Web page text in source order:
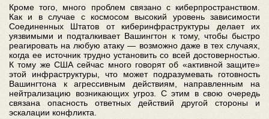
Кроме того, много проблем связано с киберпространством.
Как и в случае с космосом высокий уровень зависимости
Соединенных Штатов от киберинфраструктуры делает их
уязвимыми и подталкивает Вашингтон к тому, чтобы быстро
реагировать на любую атаку — возможно даже в тех случаях,
когда ее источник трудно установить со всей достоверностью.
К тому же США сейчас много говорят об «активной защите»
этой инфраструктуры, что может подразумевать готовность
Вашингтона к агрессивным действиям, направленным на
нейтрализацию возникающих угроз. С этим в свою очередь
связана опасность ответных действий другой стороны и
эскалации конфликта.